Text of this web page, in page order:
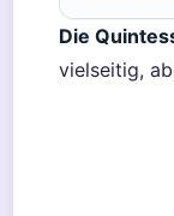
Die
vielseitig,